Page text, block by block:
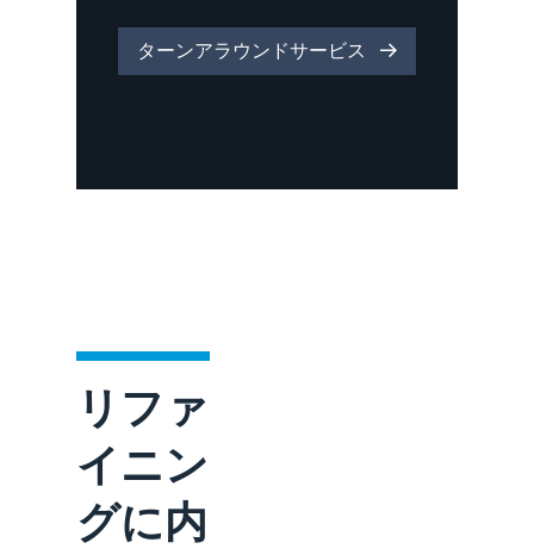
ターンアラウンドサービス
リファ
イニン
グに内